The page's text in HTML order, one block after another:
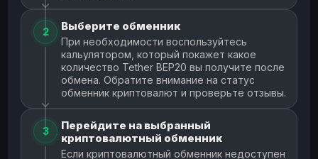
2 Выберите обменник
При необходимости воспользуйтесь
кальулятором, который покажет какое
количество Tether BEP20 вы получите после
обмена. Обратите внимание на статус
обменник криптовалют и проверьте отзывы.
3
Перейдите на выбранный
криптовалютный обменник
Если криптовалютный обменник недоступен